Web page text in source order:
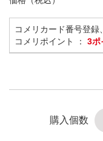
コメリカード番号登
コメリポイント ： 3ポ
購入個数